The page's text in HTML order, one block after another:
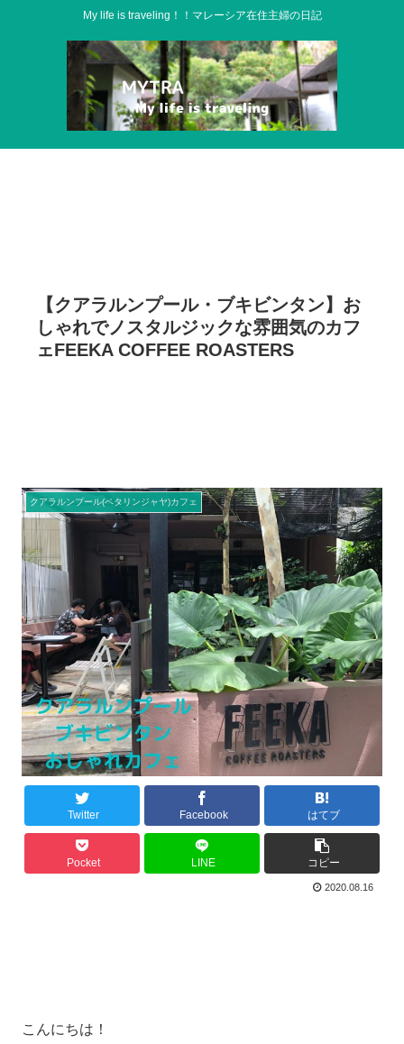
My life is traveling！！マレーシア在住主婦の日記
【クアラルンプール・ブキビンタン】お
しゃれでノスタルジックな雰囲気のカフ
ェFEEKA COFFEE ROASTERS
クアラルンプール(ペタリンジャヤ)カフェ
Twitter Facebook はてブ
Pocket LINE コピー
2020.08.16
こんにちは！